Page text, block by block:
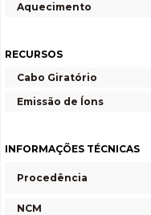
Aquecimento
RECURSOS
Cabo Giratório
Emissão de Íons
INFORMAÇÕES TÉCNICAS
Procedência
NCM